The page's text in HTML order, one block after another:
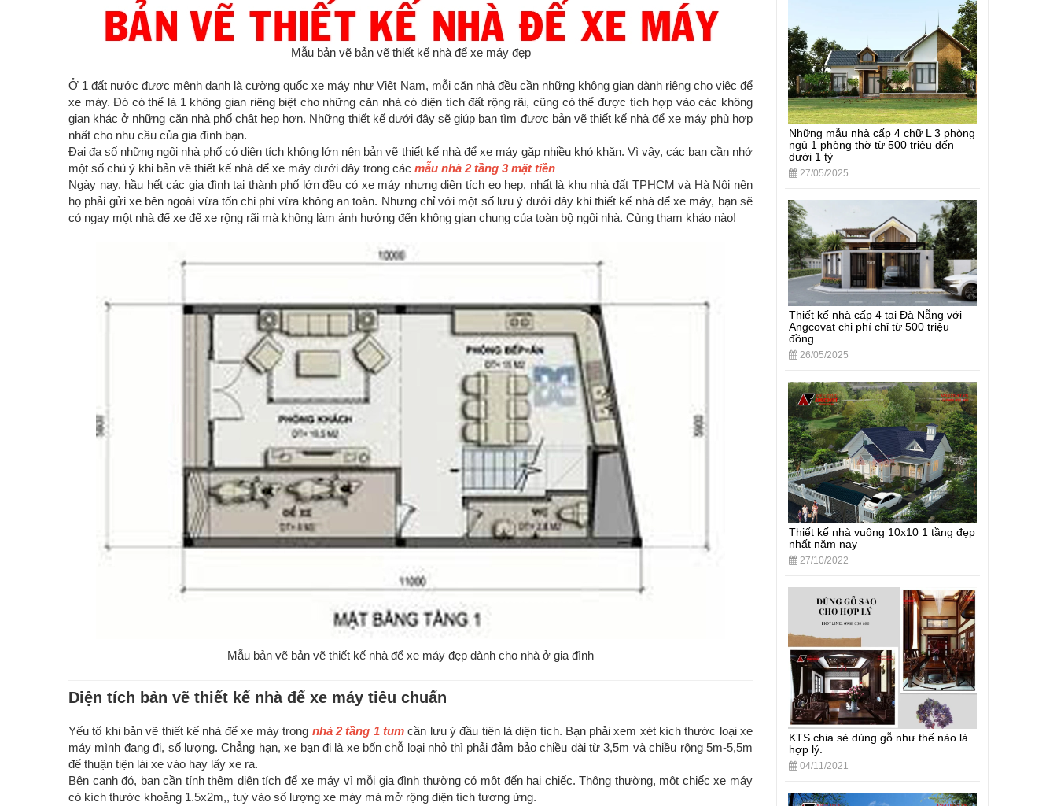
Mẫu bản vẽ bản vẽ thiết kế nhà để xe máy đẹp
Ở 1 đất nước được mệnh danh là cường quốc xe máy như Việt Nam, mỗi căn nhà đều cần những không gian dành riêng cho việc để
xe máy. Đó có thể là 1 không gian riêng biệt cho những căn nhà có diện tích đất rộng rãi, cũng có thể được tích hợp vào các không
gian khác ở những căn nhà phố chật hẹp hơn. Những thiết kế dưới đây sẽ giúp bạn tìm được bản vẽ thiết kế nhà để xe máy phù hợp
nhất cho nhu cầu của gia đình bạn.
Đại đa số những ngôi nhà phố có diện tích không lớn nên bản vẽ thiết kế nhà để xe máy gặp nhiều khó khăn. Vì vậy, các bạn cần nhớ
một số chú ý khi bản vẽ thiết kế nhà để xe máy dưới đây trong các mẫu nhà 2 tầng 3 mặt tiền
Ngày nay, hầu hết các gia đình tại thành phố lớn đều có xe máy nhưng diện tích eo hẹp, nhất là khu nhà đất TPHCM và Hà Nội nên
họ phải gửi xe bên ngoài vừa tốn chi phí vừa không an toàn. Nhưng chỉ với một số lưu ý dưới đây khi thiết kế nhà để xe máy, bạn sẽ
có ngay một nhà để xe để xe rộng rãi mà không làm ảnh hưởng đến không gian chung của toàn bộ ngôi nhà. Cùng tham khảo nào!
Mẫu bản vẽ bản vẽ thiết kế nhà để xe máy đẹp dành cho nhà ở gia đình
Diện tích bản vẽ thiết kế nhà để xe máy tiêu chuẩn
Yếu tố khi bản vẽ thiết kế nhà để xe máy trong nhà 2 tầng 1 tum cần lưu ý đầu tiên là diện tích. Bạn phải xem xét kích thước loại xe
máy mình đang đi, số lượng. Chẳng hạn, xe bạn đi là xe bốn chỗ loại nhỏ thì phải đảm bảo chiều dài từ 3,5m và chiều rộng 5m-5,5m
để thuận tiện lái xe vào hay lấy xe ra.
Bên cạnh đó, bạn cần tính thêm diện tích để xe máy vì mỗi gia đình thường có một đến hai chiếc. Thông thường, một chiếc xe máy
có kích thước khoảng 1.5x2m,, tuỳ vào số lượng xe máy mà mở rộng diện tích tương ứng.
Những mẫu nhà cấp 4 chữ L 3 phòng
ngủ 1 phòng thờ từ 500 triệu đến
dưới 1 tỷ
27/05/2025
Thiết kế nhà cấp 4 tại Đà Nẵng với
Angcovat chi phí chỉ từ 500 triệu
đồng
26/05/2025
Thiết kế nhà vuông 10x10 1 tầng đẹp
nhất năm nay
27/10/2022
KTS chia sẻ dùng gỗ như thế nào là
hợp lý.
04/11/2021